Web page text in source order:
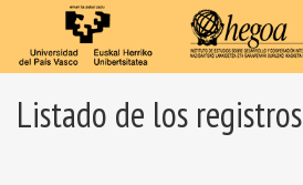
Listado de los registros